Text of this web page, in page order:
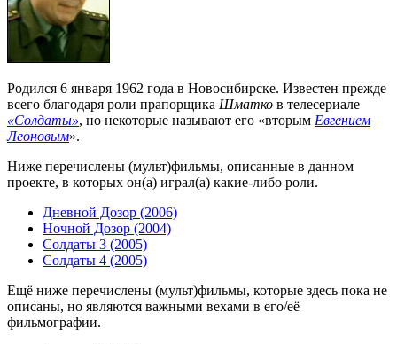
Родился 6 января 1962 года в Новосибирске. Известен прежде
всего благодаря роли прапорщика Шматко в телесериале
«Солдаты», но некоторые называют его «вторым Евгением
Леоновым».
Ниже перечислены (мульт)фильмы, описанные в данном
проекте, в которых он(а) играл(а) какие-либо роли.
Дневной Дозор (2006)
Ночной Дозор (2004)
Солдаты 3 (2005)
Солдаты 4 (2005)
Ещё ниже перечислены (мульт)фильмы, которые здесь пока не
описаны, но являются важными вехами в его/её
фильмографии.